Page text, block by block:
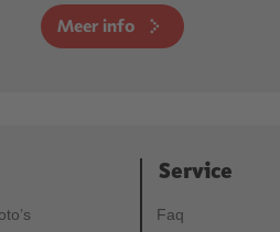
Meer info
Service
Faq